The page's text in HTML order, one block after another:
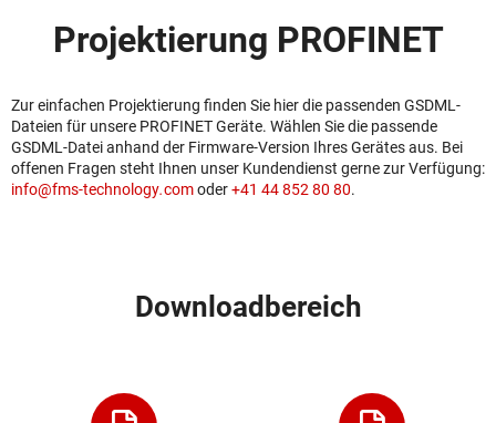
Projektierung PROFINET
Zur einfachen Projektierung finden Sie hier die passenden GSDML-
Dateien für unsere PROFINET Geräte. Wählen Sie die passende
GSDML-Datei anhand der Firmware-Version Ihres Gerätes aus. Bei
offenen Fragen steht Ihnen unser Kundendienst gerne zur Verfügung:
info@fms-technology.comoder+41 44 852 80 80.
Downloadbereich